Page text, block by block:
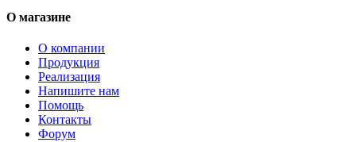
О магазине
О компании
Продукция
Реализация
Напишите нам
Помощь
Контакты
Форум